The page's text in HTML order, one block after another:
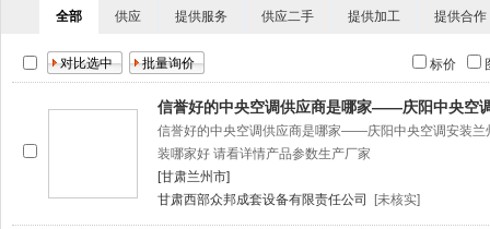
全部 供应 提供服务 供应二手 提供加工 提供合作
标价
信誉好的中央空调供应商是哪家——庆阳中央空
信誉好的中央空调供应商是哪家——庆阳中央空调安装兰
装哪家好 请看详情产品参数生产厂家
[甘肃兰州市]
甘肃西部众邦成套设备有限责任公司
[未核实]